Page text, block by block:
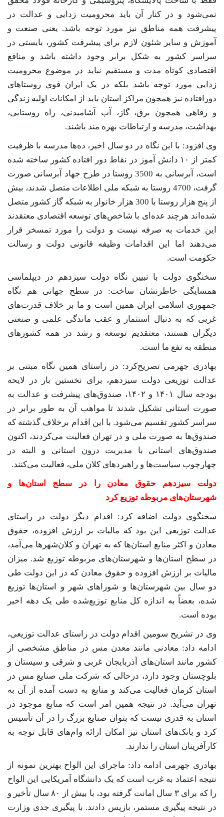
نمی‌شود و در کنار آن باید محرومیت زدایی و عدالت در
پیشرفت همه مناطق نیز مورد توجه باشد. یعنی صنعت و
آموزش و سایر شئون لازم برای پیشرفت کشور، بایستی در
سراسر کشور به شکل برابر وجود داشته باشد و منافع
اقتصادی کوتاه مدت و مستقیم نباید در موضوع محرومیت
زدایی مورد توجه باشد بلکه در یک ایران قوی روستاهای
دورافتاده نیز همچون مراکز استان باید از امکانات اولیه زندگی
و رفاهی همچون برق، گاز، آب آشامیدنی، راه روستایی،
بهداشت، مدرسه و ارتباطات بهره مند باشند.
وی افزود: با این نگاه در دو سال اخیر، ده‌ها مدرسه با ظرفیت
کمتر از ۱۰ دانش آموز در نقاط دور افتاده کشور ساخته شده
است، آبرسانی به 3500 روستا در طرح جهاد آبرسانی صورت
گرفت، 4700 روستا به شبکه ملی اطلاعات متصل شدند، بیش
از پنج هزار روستا با 300 هزار خانوار به شبکه گاز کشور متصل
شده‌اند هرچند عده‌ای با شاخص‌های توسعه اقتصادی معتقدند
این خدمات به صرفه نیست و دولت را مورد تمسخر قرار
می‌دهند اما این اقدامات وظیفه قانونی دولت و رسالت
حکومت است.
سخنگوی دولت با تبیین نگاه دولت سیزدهم در دیپلماسی
همسایگی خاطرنشان ساخت: در سطح جهانی هم نگاه
جمهوری اسلامی ایران همین است و ما بر خلاف قدرت‌های
غربی که به دنبال استثمار و عقب ماندگی علمی و صنعتی
دیگران هستند، معتقدیم توسعه و رشد در همه کشورهای
منطقه به نفع ما است.
بهادری جهرمی تصریح‌کرد: در راستای همین نگاه مبتنی بر
عدالت توزیعی دولت سیزدهم، برای نخستین بار در لایحه
بودجه سال ۱۴۰۱ و ۱۴۰۲، صندوق‌های پیشرفت و عدالت به
صورت استانی تشکیل شدند تا مواهب آن به طور برابر در
سراسر کشور تقسیم می‌شود. با این اقدام برخلاف گذشته که
صندوق‌ها به صورت ملی و در تهران فعالیت می‌کردند، اکنون
صندوق‌های استانی با مدیریت درون استانی و البته در
چهارچوب سیاست‌ها و راهبردهای کلان ملی، فعالیت می‌کنند.
دولت سیزدهم حقوق معادن را در سطح استان‌ها و
شهرستان‌های مربوطه توزیع کرد
سخنگوی دولت اضافه کرد: اقدام دیگر دولت در راستای
عدالت توزیعی این بود که مالیات بر ارزش افزوده، حقوق
معادن و اکثر منابع استان‌ها که به تهران و کلان‌شهرها می‌آمد،
در سطح استان‌ها و شهرستان‌های مربوطه توزیع شد. میزان
مالیات بر ارزش افزوده و حقوق معادن که در این دولت طی
دو سال بین شهرستان‌ها و شوراهای شهر و استان‌ها توزیع
شده، بعضاً به اندازه کل منابع توزیع‌شده طی یک دهه اخیر
بوده است.
وی در تشریح سومین اقدام دولت در راستای عدالت توزیعی،
ادامه داد: معادنی مانند معدن مس در مناطق مشخصی از
کشور مانند استان‌های آذربایجان غربی و شرقی و سیستان و
بلوچستان وجود دارد، درحالی که شرکت ملی صنایع مس در
استان کرمان فعالیت می‌کند و منابع به دست آمده از آن به
تهران می‌آید. در نتیجه همین امر است که منابع موجود در
استان به قدری نیست که بتوان صنایع بزرگ را در آن تأسیس
کرد و بانک‌های استان نیز امکان ارائه وام‌های قابل توجه به
کارآفرینان استان را ندارند.
بهادری جهرمی ادامه داد: ماجرای این الواح بهترین نمونه از
نتیجه اعتماد به غرب است که یک دانشگاه آمریکایی این الواح
را که برای ۳ سال امانت گرفته بود، با بیش از ۸۰ سال تأخیر و
در نتیجه پیگیری مستمر، بازپس دادند. با پیگیری جدی وزارت